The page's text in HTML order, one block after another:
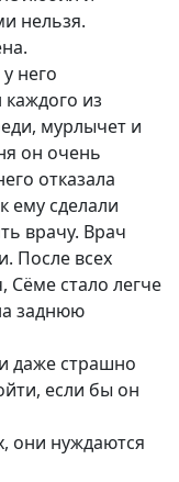
нельзя.
него
из
мурлычет и
он очень
отказала
ему сделали
врачу. Врач
После всех
Сёме стало легче
заднюю
даже страшно
если бы он
они нуждаются